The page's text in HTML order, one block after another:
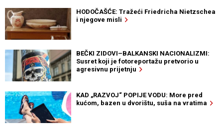
HODOČAŠĆE: Tražeći Friedricha Nietzschea
i njegove misli
BEČKI ZIDOVI–BALKANSKI NACIONALIZMI:
Susret koji je fotoreportažu pretvorio u
agresivnu prijetnju
KAD „RAZVOJ“ POPIJE VODU: More pred
kućom, bazen u dvorištu, suša na vratima